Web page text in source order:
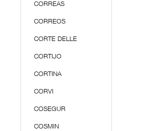
CORREAS
CORREOS
CORTE DELLE
CORTIJO
CORTINA
CORVI
COSEGUR
COSMIN